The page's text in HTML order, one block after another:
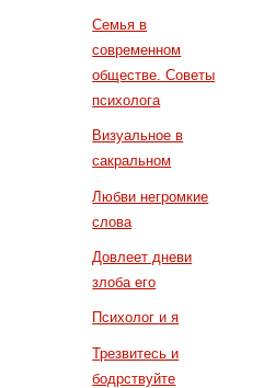
Семья в
современном
обществе. Советы
психолога
Визуальное в
сакральном
Любви негромкие
слова
Довлеет дневи
злоба его
Психолог и я
Трезвитесь и
бодрствуйте